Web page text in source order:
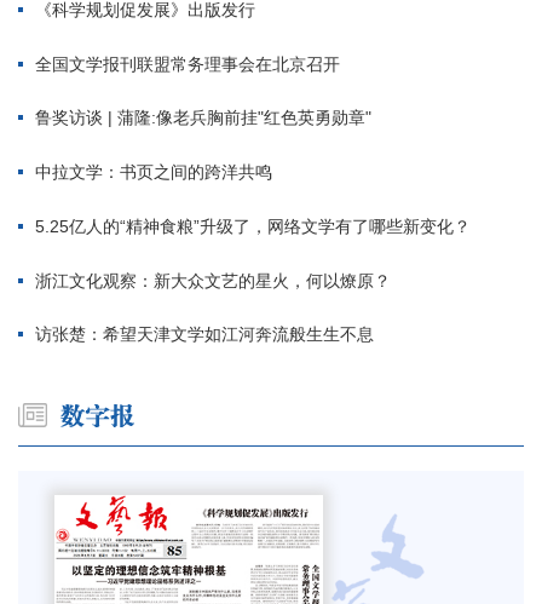
《科学规划促发展》出版发行
全国文学报刊联盟常务理事会在北京召开
鲁奖访谈 | 蒲隆:像老兵胸前挂"红色英勇勋章"
中拉文学：书页之间的跨洋共鸣
5.25亿人的“精神食粮”升级了，网络文学有了哪些新变化？
浙江文化观察：新大众文艺的星火，何以燎原？
访张楚：希望天津文学如江河奔流般生生不息